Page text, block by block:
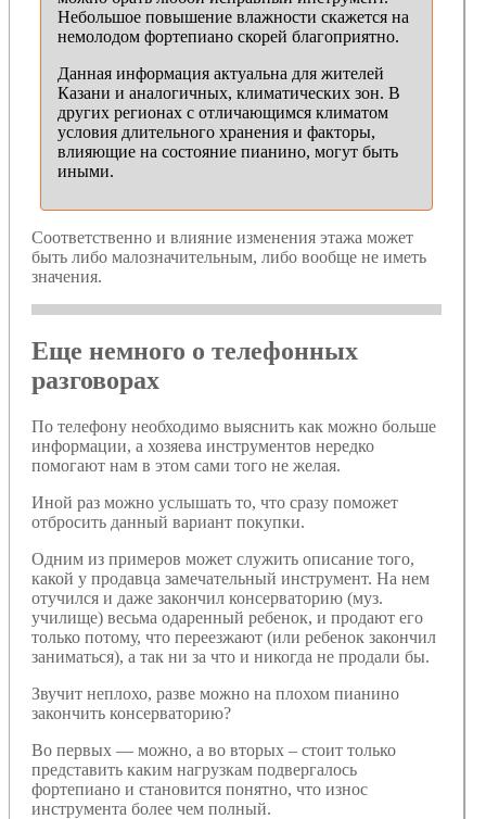
Небольшое повышение влажности скажется на
немолодом фортепиано скорей благоприятно.
Данная информация актуальна для жителей
Казани и аналогичных, климатических зон. В
других регионах с отличающимся климатом
условия длительного хранения и факторы,
влияющие на состояние пианино, могут быть
иными.
Соответственно и влияние изменения этажа может
быть либо малозначительным, либо вообще не иметь
значения.
Еще немного о телефонных
разговорах
По телефону необходимо выяснить как можно больше
информации, а хозяева инструментов нередко
помогают нам в этом сами того не желая.
Иной раз можно услышать то, что сразу поможет
отбросить данный вариант покупки.
Одним из примеров может служить описание того,
какой у продавца замечательный инструмент. На нем
отучился и даже закончил консерваторию (муз.
училище) весьма одаренный ребенок, и продают его
только потому, что переезжают (или ребенок закончил
заниматься), а так ни за что и никогда не продали бы.
Звучит неплохо, разве можно на плохом пианино
закончить консерваторию?
Во первых — можно, а во вторых – стоит только
представить каким нагрузкам подвергалось
фортепиано и становится понятно, что износ
инструмента более чем полный.